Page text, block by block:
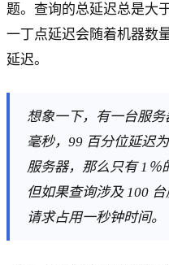
题。查询的总延迟总是大
一丁点延迟会随着机器数
延迟。
想象一下，有一台服
毫秒，99 百分位延迟
服务器，那么只有 1％
但如果查询涉及 100
请求占用一秒钟时间。